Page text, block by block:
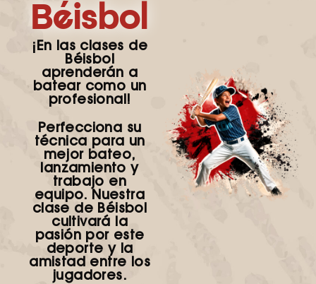
Béisbol
¡En las clases de
Béisbol
aprenderán a
batear como un
profesional!
Perfecciona su
técnica para un
mejor bateo,
lanzamiento y
trabajo en
equipo. Nuestra
clase de Béisbol
cultivará la
pasión por este
deporte y la
amistad entre los
jugadores.